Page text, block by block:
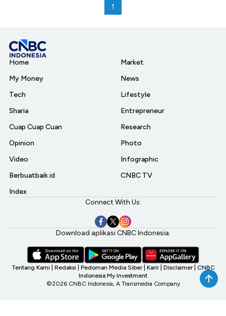
1
Home
My Money
Tech
Sharia
Cuap Cuap Cuan
Opinion
Video
Berbuatbaik.id
Index
Market
News
Lifestyle
Entrepreneur
Research
Photo
Infographic
CNBC TV
Connect With Us:
Download aplikasi CNBC Indonesia:
Tentang Kami Redaksi Pedoman Media Siber Karir Disclaimer CNBC
Indonesia My Investment
©2026 CNBC Indonesia, A Transmedia Company